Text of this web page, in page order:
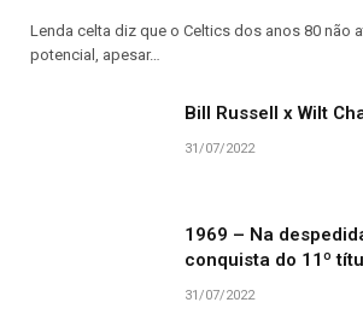
Lenda celta diz que o Celtics dos anos 80 não
potencial, apesar…
Bill Russell x Wilt
31/07/2022
1969 – Na
conquista do 11º
31/07/2022